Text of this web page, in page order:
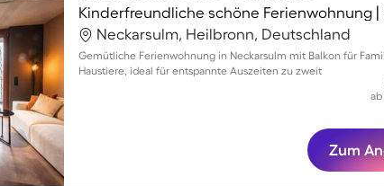
Neckarsulm, Heilbronn, Deutschland
Gemütliche Ferienwohnung in Neckarsulm mit Balkon für
Haustiere, ideal für entspannte Auszeiten zu zweit
ab
Zum